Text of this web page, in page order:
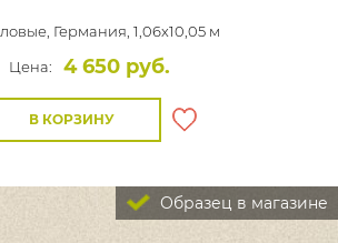
Германия, 1,06x10,05 м
Цена:
4 650 руб.
В КОРЗИНУ
Образец в магазине